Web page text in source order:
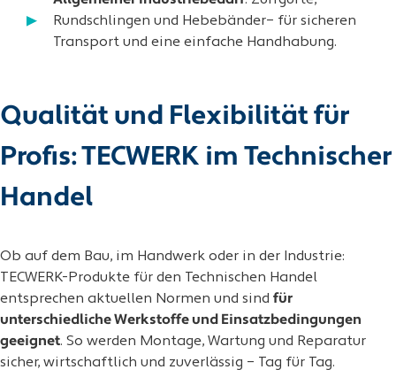
Rundschlingen und Hebebänder– für sicheren
Transport und eine einfache Handhabung.
Qualität und Flexibilität für
Profis: TECWERK im Technischer
Handel
Ob auf dem Bau, im Handwerk oder in der Industrie:
TECWERK-Produkte für den Technischen Handel
entsprechen aktuellen Normen und sind für
unterschiedliche Werkstoffe und Einsatzbedingungen
geeignet. So werden Montage, Wartung und Reparatur
sicher, wirtschaftlich und zuverlässig – Tag für Tag.